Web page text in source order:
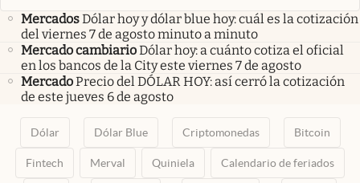
MercadosDólar hoy y dólar blue hoy: cuál es la cotización
del viernes 7 de agosto minuto a minuto
Mercado cambiarioDólar hoy: a cuánto cotiza el oficial
en los bancos de la City este viernes 7 de agosto
MercadoPrecio del DÓLAR HOY: así cerró la cotización
de este jueves 6 de agosto
Dólar Dólar Blue Criptomonedas Bitcoin
Fintech Merval Quiniela Calendario de feriados